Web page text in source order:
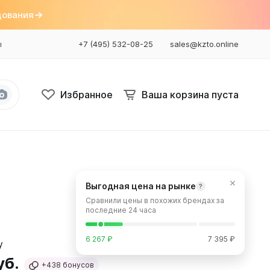
+7 (495) 532-08-25 sales@kzto.online
Избранное Ваша корзина пуста
Bataria Retro 2
Bataria Retro 3
+438 бонусов
×
Выгодная цена на рынке ?
Сравнили цены в похожих брендах за
последние 24 часа
6 267 ₽ 7 395 ₽